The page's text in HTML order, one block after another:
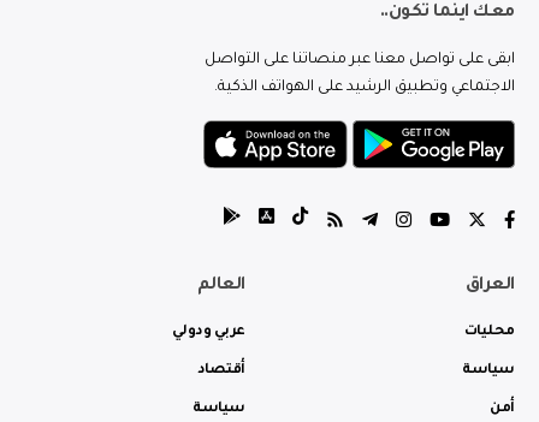
معك اينما تكون..
ابقى على تواصل معنا عبر منصاتنا على التواصل
الاجتماعي وتطبيق الرشيد على الهواتف الذكية.
العراق
محليات
سياسة
أمن
العالم
عربي ودولي
أقتصاد
سياسة